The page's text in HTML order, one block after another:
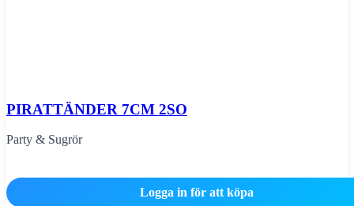
PIRATTÄNDER 7CM 2SO
Party & Sugrör
Logga in för att köpa